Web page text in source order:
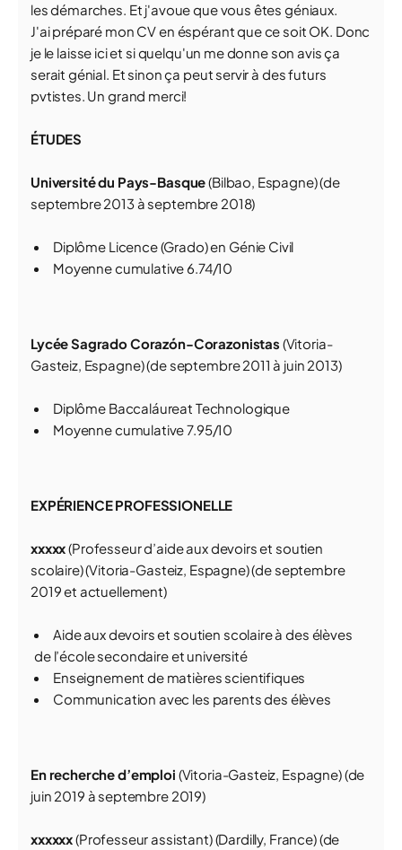
les démarches. Et j'avoue que vous êtes géniaux.
J'ai préparé mon CV en éspérant que ce soit OK. Donc
je le laisse ici et si quelqu'un me donne son avis ça
serait génial. Et sinon ça peut servir à des futurs
pvtistes. Un grand merci!
ÉTUDES
Université du Pays-Basque(Bilbao, Espagne) (de
septembre 2013 à septembre 2018)
Diplôme Licence (Grado) en Génie Civil
Moyenne cumulative 6.74/10
Lycée Sagrado Corazón-Corazonistas (Vitoria-
Gasteiz, Espagne) (de septembre 2011 à juin 2013)
Diplôme Baccaláureat Technologique
Moyenne cumulative 7.95/10
EXPÉRIENCE PROFESSIONELLE
xxxxx(Professeur d’aide aux devoirs et soutien
scolaire) (Vitoria-Gasteiz, Espagne) (de septembre
2019 et actuellement)
Aide aux devoirs et soutien scolaire à des élèves
de l’école secondaire et université
Enseignement de matières scientifiques
Communication avec les parents des élèves
En recherche d’emploi (Vitoria-Gasteiz, Espagne) (de
juin 2019 à septembre 2019)
xxxxxx(Professeur assistant) (Dardilly, France) (de